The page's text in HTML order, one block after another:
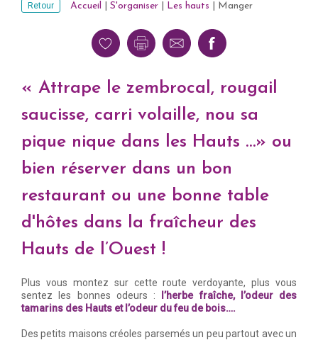
Retour Accueil S'organiser Les hauts Manger
« Attrape le zembrocal, rougail
saucisse, carri volaille, nou sa
pique nique dans les Hauts …» ou
bien réserver dans un bon
restaurant ou une bonne table
d'hôtes dans la fraîcheur des
Hauts de l’Ouest !
Plus vous montez sur cette route verdoyante, plus vous
sentez les bonnes odeurs :
l’herbe fraîche, l’odeur des
tamarins des Hauts et l’odeur du feu de bois….
Des petits maisons créoles parsemés un peu partout avec un